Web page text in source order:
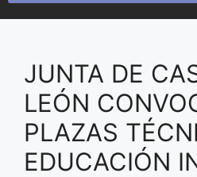
JUNTA DE
LEÓN
PLAZAS
EDUCACIÓN